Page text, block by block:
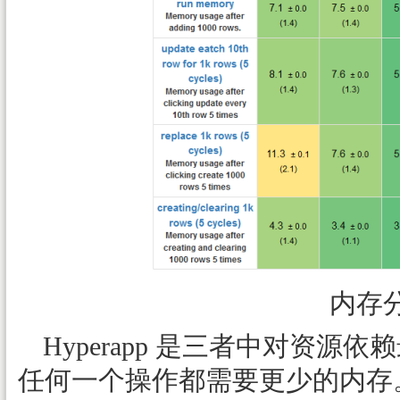
内存
Hyperapp 是三者中对资源依
任何一个操作都需要更少的内存